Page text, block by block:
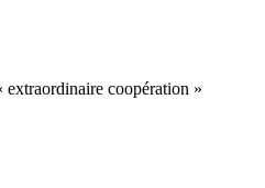
extraordinaire coopération »